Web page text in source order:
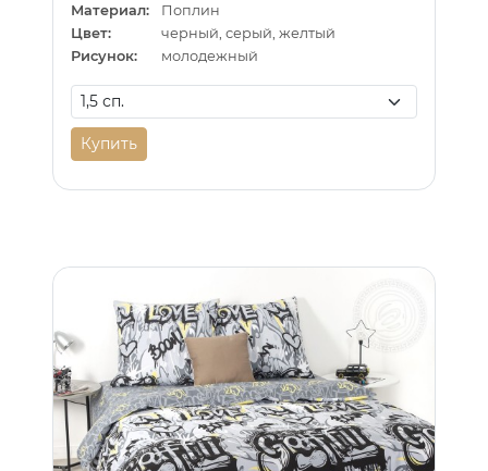
Материал:
Поплин
Цвет:
черный, серый, желтый
Рисунок:
молодежный
Купить